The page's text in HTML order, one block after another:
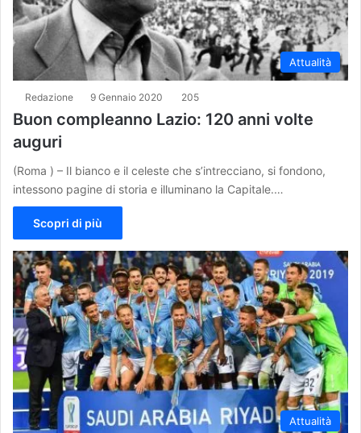
Attualità
Redazione 9 Gennaio 2020 205
Buon compleanno Lazio: 120 anni volte
auguri
(Roma ) – Il bianco e il celeste che s’intrecciano, si fondono,
intessono pagine di storia e illuminano la Capitale.…
Scopri di più
Attualità